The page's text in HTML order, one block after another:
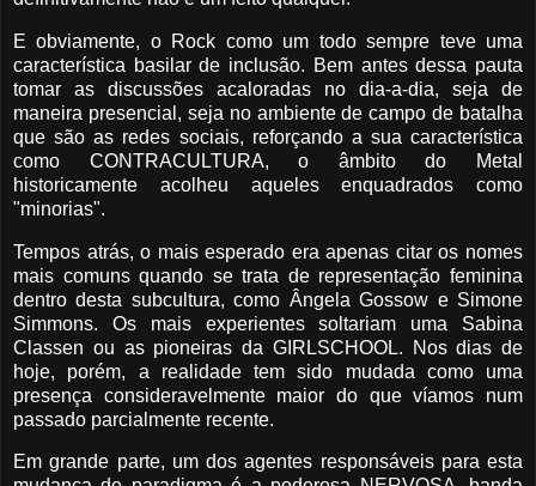
E obviamente, o Rock como um todo sempre teve uma
característica basilar de inclusão. Bem antes dessa pauta
tomar as discussões acaloradas no dia-a-dia, seja de
maneira presencial, seja no ambiente de campo de batalha
que são as redes sociais, reforçando a sua característica
como CONTRACULTURA, o âmbito do Metal
historicamente acolheu aqueles enquadrados como
"minorias".
Tempos atrás, o mais esperado era apenas citar os nomes
mais comuns quando se trata de representação feminina
dentro desta subcultura, como Ângela Gossow e Simone
Simmons. Os mais experientes soltariam uma Sabina
Classen ou as pioneiras da GIRLSCHOOL. Nos dias de
hoje, porém, a realidade tem sido mudada como uma
presença consideravelmente maior do que víamos num
passado parcialmente recente.
Em grande parte, um dos agentes responsáveis para esta